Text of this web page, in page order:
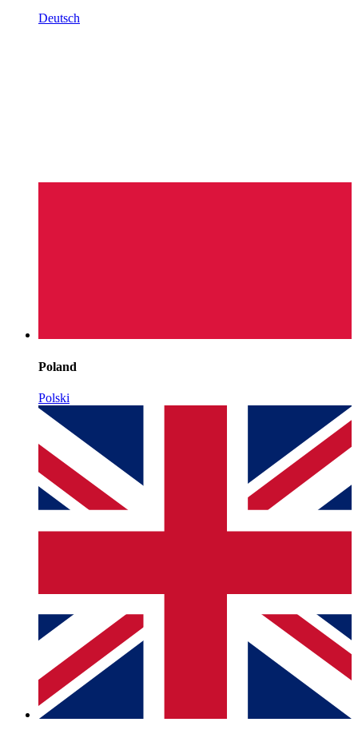
Deutsch
Poland
Polski